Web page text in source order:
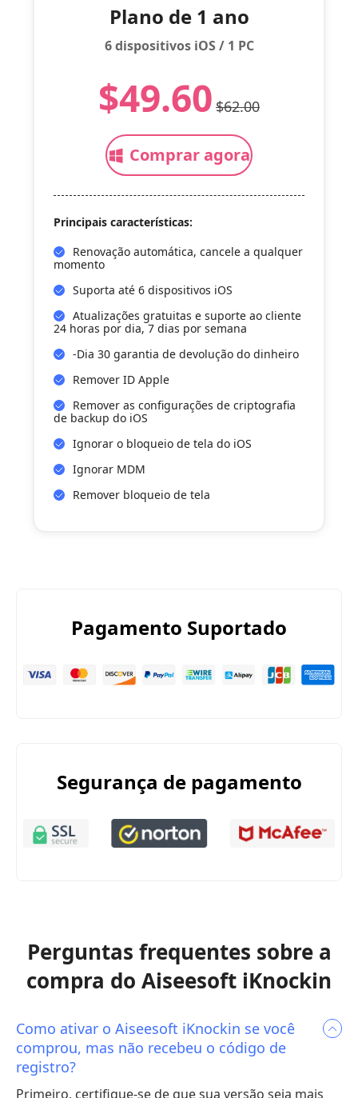
Plano de 1 ano
6 dispositivos iOS / 1 PC
$49.60 $62.00
Comprar agora
Principais características:
Renovação automática, cancele a qualquer
momento
Suporta até 6 dispositivos iOS
Atualizações gratuitas e suporte ao cliente
24 horas por dia, 7 dias por semana
-Dia 30 garantia de devolução do dinheiro
Remover ID Apple
Remover as configurações de criptografia
de backup do iOS
Ignorar o bloqueio de tela do iOS
Ignorar MDM
Remover bloqueio de tela
Pagamento Suportado
Segurança de pagamento
Perguntas frequentes sobre a
compra do Aiseesoft iKnockin
Como ativar o Aiseesoft iKnockin se você
comprou, mas não recebeu o código de
registro?
Primeiro, certifique-se de que sua versão seja mais